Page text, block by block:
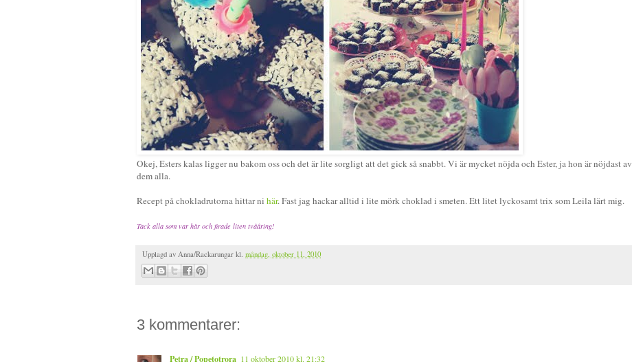
Okej, Esters kalas ligger nu bakom oss och det är lite sorgligt att det gick så snabbt. Vi är mycket nöjda och Ester, ja hon är nöjdast av
dem alla.
Recept på chokladrutorna hittar ni här. Fast jag hackar alltid i lite mörk choklad i smeten. Ett litet lyckosamt trix som Leila lärt mig.
Tack alla som var här och firade liten tvååring!
Upplagd av Anna/Rackarungar kl. måndag, oktober 11, 2010
3 kommentarer:
Petra / Popetotrora 11 oktober 2010 kl. 21:32